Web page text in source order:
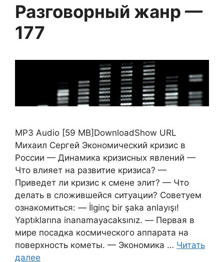
Разговорный жанр —
177
MP3 Audio [59 MB]DownloadShow URL
Михаил Сергей Экономический кризис в
России — Динамика кризисных явлений —
Что влияет на развитие кризиса? —
Приведет ли кризис к смене элит? — Что
делать в сложившейся ситуации? Советуем
ознакомиться: — İlginç bir şaka anlayışı!
Yaptıklarına inanamayacaksınız. — Первая в
мире посадка космического аппарата на
поверхность кометы. — Экономика … Читать
далее